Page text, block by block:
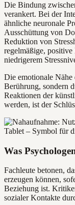
Die Bindung
verankert. Bei der
ähnliche neuronale
Ausschüttung von
Reduktion von
regelmäßige,
niedrigerem
Die emotionale Nähe
Berührung, sondern
Reaktionen der
werden, ist der
Was
Fachleute betonen,
erzeugen können,
Beziehung ist.
sozialer Kontakte